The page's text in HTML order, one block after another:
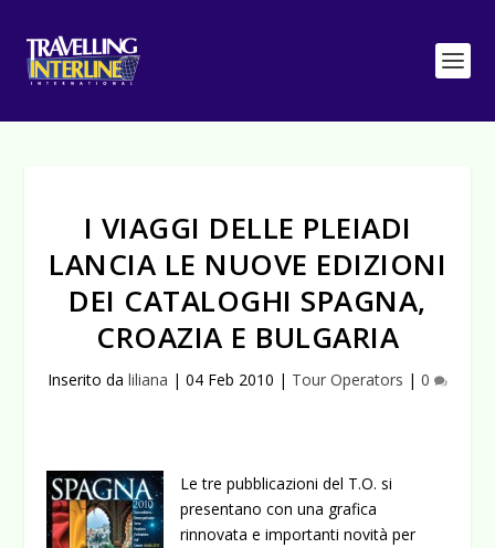
I VIAGGI DELLE PLEIADI
LANCIA LE NUOVE EDIZIONI
DEI CATALOGHI SPAGNA,
CROAZIA E BULGARIA
Inserito da liliana | 04 Feb 2010 | Tour Operators | 0
Le tre pubblicazioni del T.O. si
presentano con una grafica
rinnovata e importanti novità per